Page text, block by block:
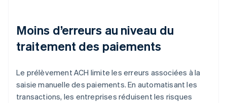
Moins d’erreurs au niveau du
traitement des paiements
Le prélèvement ACH limite les erreurs associées à la
saisie manuelle des paiements. En automatisant les
transactions, les entreprises réduisent les risques